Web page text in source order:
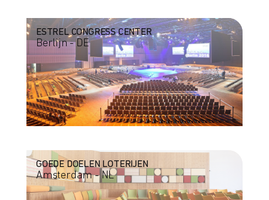
ESTREL CONGRESS CENTER
Berlijn - DE
GOEDE DOELEN LOTERIJEN
Amsterdam - NL